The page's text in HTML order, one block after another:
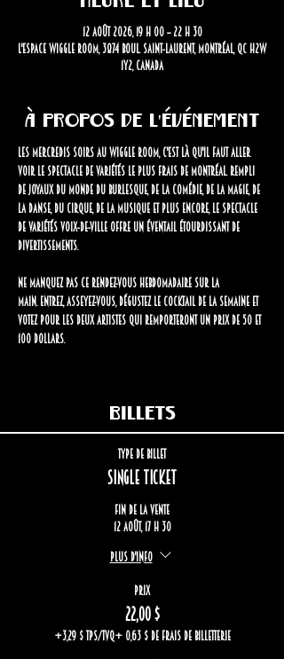
12 août 2026, 19 h 00 – 22 h 30
L'Espace Wiggle Room, 3874 Boul. Saint-Laurent, Montréal, QC H2W
1Y2, Canada
À propos de l'événement
Les mercredis soirs au Wiggle Room, c'est là qu'il faut aller
voir le spectacle de variétés le plus frais de Montréal. Rempli
de joyaux du monde du burlesque, de la comédie, de la magie, de
la danse, du cirque, de la musique et plus encore, le spectacle
de variétés Voix-de-Ville offre un éventail étourdissant de
divertissements.
Ne manquez pas ce rendez-vous hebdomadaire sur la
Main. Entrez, asseyez-vous, dégustez le cocktail de la semaine et
votez pour les deux artistes qui remporteront un prix de 50 et
100 dollars.
Billets
Type de billet
Single ticket
Fin de la vente
12 août, 17 h 30
Plus d'info
Prix
22,00 $
+3,29 $ TPS/TVQ+ 0,63 $ de frais de billetterie